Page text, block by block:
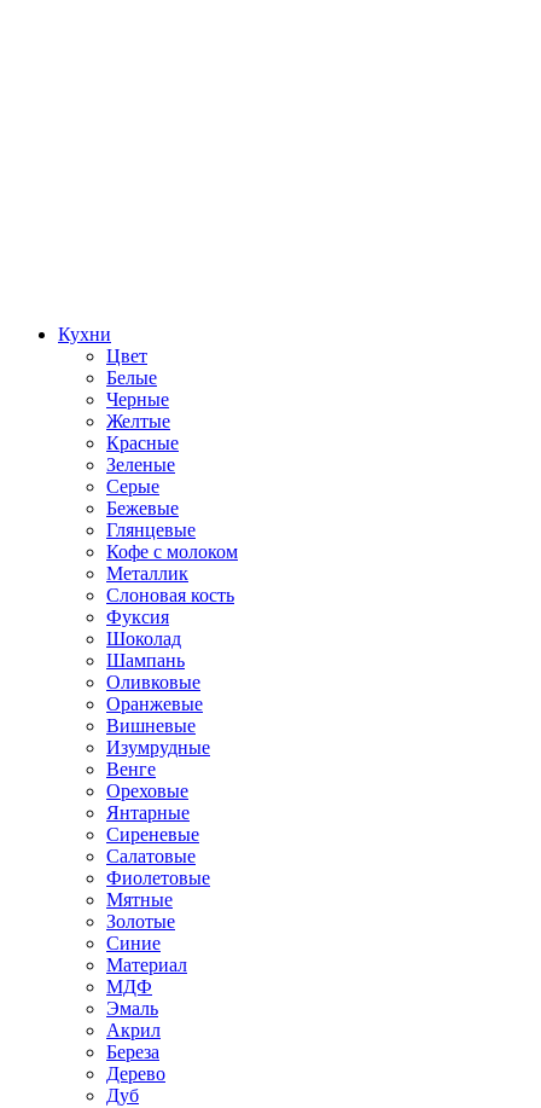
Кухни
Цвет
Белые
Черные
Желтые
Красные
Зеленые
Серые
Бежевые
Глянцевые
Кофе с молоком
Металлик
Слоновая кость
Фуксия
Шоколад
Шампань
Оливковые
Оранжевые
Вишневые
Изумрудные
Венге
Ореховые
Янтарные
Сиреневые
Салатовые
Фиолетовые
Мятные
Золотые
Синие
Материал
МДФ
Эмаль
Акрил
Береза
Дерево
Дуб